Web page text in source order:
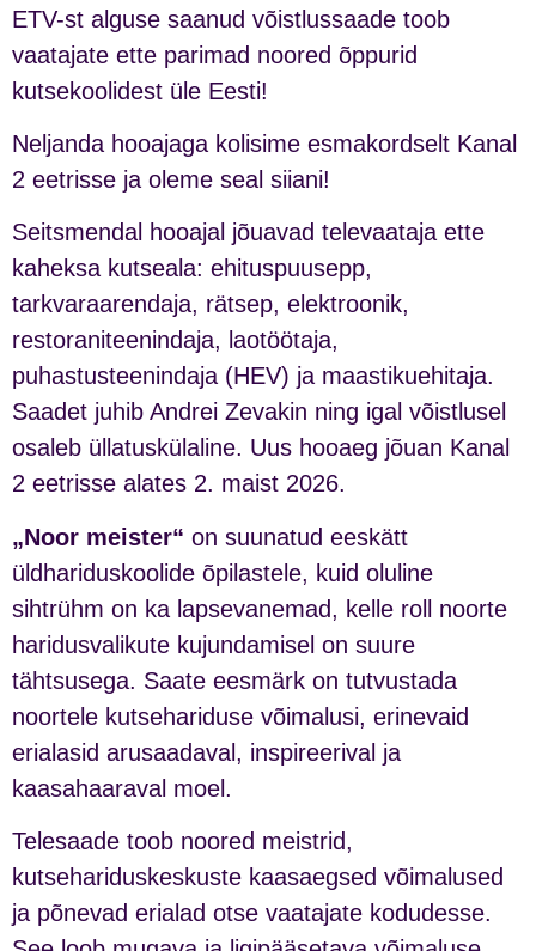
ETV-st alguse saanud võistlussaade toob
vaatajate ette parimad noored õppurid
kutsekoolidest üle Eesti!
Neljanda hooajaga kolisime esmakordselt Kanal
2 eetrisse ja oleme seal siiani!
Seitsmendal hooajal jõuavad televaataja ette
kaheksa kutseala: ehituspuusepp,
tarkvaraarendaja, rätsep, elektroonik,
restoraniteenindaja, laotöötaja,
puhastusteenindaja (HEV) ja maastikuehitaja.
Saadet juhib Andrei Zevakin ning igal võistlusel
osaleb üllatuskülaline. Uus hooaeg jõuan Kanal
2 eetrisse alates 2. maist 2026.
„Noor meister“ on suunatud eeskätt
üldhariduskoolide õpilastele, kuid oluline
sihtrühm on ka lapsevanemad, kelle roll noorte
haridusvalikute kujundamisel on suure
tähtsusega. Saate eesmärk on tutvustada
noortele kutsehariduse võimalusi, erinevaid
erialasid arusaadaval, inspireerival ja
kaasahaaraval moel.
Telesaade toob noored meistrid,
kutsehariduskeskuste kaasaegsed võimalused
ja põnevad erialad otse vaatajate kodudesse.